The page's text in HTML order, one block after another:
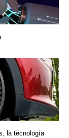
la tecnología